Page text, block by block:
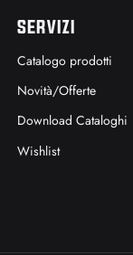
SERVIZI
Catalogo prodotti
Novità/Offerte
Download Cataloghi
Wishlist